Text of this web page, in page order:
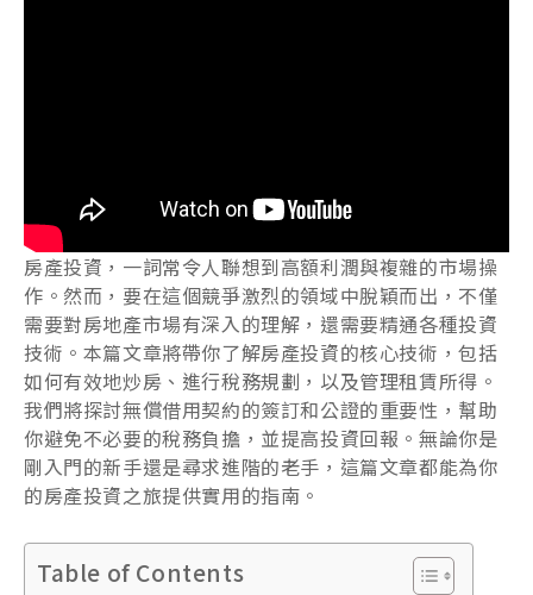
房產投資，一詞常令人聯想到高額利潤與複雜的市場操
作。然而，要在這個競爭激烈的領域中脫穎而出，不僅
需要對房地產市場有深入的理解，還需要精通各種投資
技術。本篇文章將帶你了解房產投資的核心技術，包括
如何有效地炒房、進行稅務規劃，以及管理租賃所得。
我們將探討無償借用契約的簽訂和公證的重要性，幫助
你避免不必要的稅務負擔，並提高投資回報。無論你是
剛入門的新手還是尋求進階的老手，這篇文章都能為你
的房產投資之旅提供實用的指南。
Table of Contents